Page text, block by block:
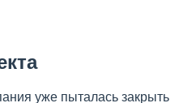
уже пыталась закрыть